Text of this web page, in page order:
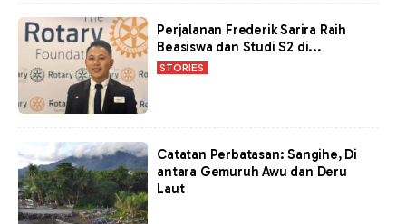
Perjalanan Frederik Sarira Raih
Beasiswa dan Studi S2 di...
STORIES
Catatan Perbatasan: Sangihe, Di
antara Gemuruh Awu dan Deru
Laut